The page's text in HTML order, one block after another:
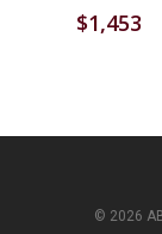
$1,453
© 2026